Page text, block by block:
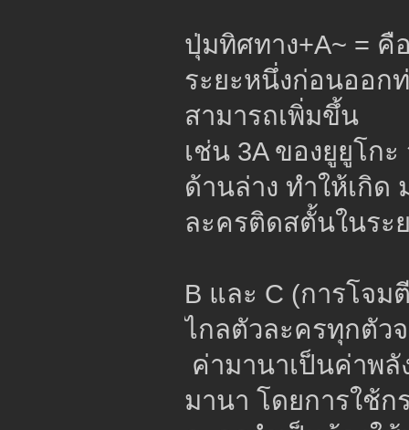
ปุ่มทิศทาง+A~ = คื
ระยะหนึ่งก่อนออก
สามารถเพิ่มขึ้น
เช่น 3A ของยูยูโก
ด้านล่าง ทำให้เกิด
ละครติดสตั้นในระ
B และ C (การโจม
ไกลตัวละครทุกตัว
ค่ามานาเป็นค่าพ
มานา โดยการใช้